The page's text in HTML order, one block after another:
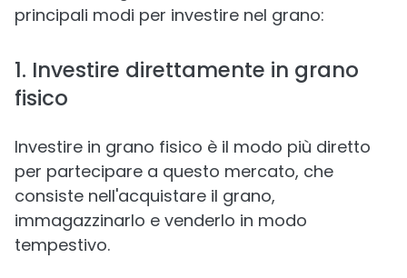
principali modi per investire nel grano:
1. Investire direttamente in grano
fisico
Investire in grano fisico è il modo più diretto
per partecipare a questo mercato, che
consiste nell'acquistare il grano,
immagazzinarlo e venderlo in modo
tempestivo.